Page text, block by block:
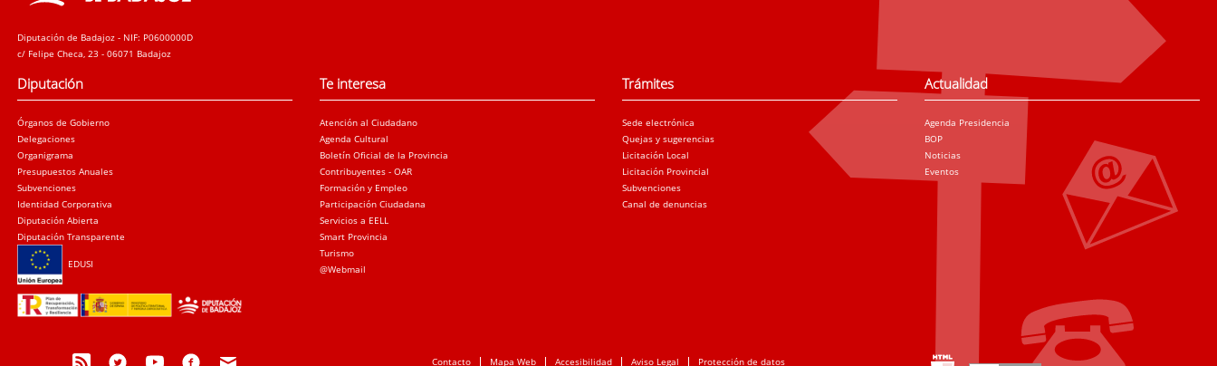
Diputación de Badajoz - NIF: P0600000D
c/ Felipe Checa, 23 - 06071 Badajoz
Diputación
Órganos de Gobierno
Delegaciones
Organigrama
Presupuestos Anuales
Subvenciones
Identidad Corporativa
Diputación Abierta
Diputación Transparente
EDUSI
Te interesa
Atención al Ciudadano
Agenda Cultural
Boletín Oficial de la Provincia
Contribuyentes - OAR
Formación y Empleo
Participación Ciudadana
Servicios a EELL
Smart Provincia
Turismo
@Webmail
Trámites
Sede electrónica
Quejas y sugerencias
Licitación Local
Licitación Provincial
Subvenciones
Canal de denuncias
Actualidad
Agenda Presidencia
BOP
Noticias
Eventos
Contacto Mapa Web Accesibilidad Aviso Legal Protección de datos